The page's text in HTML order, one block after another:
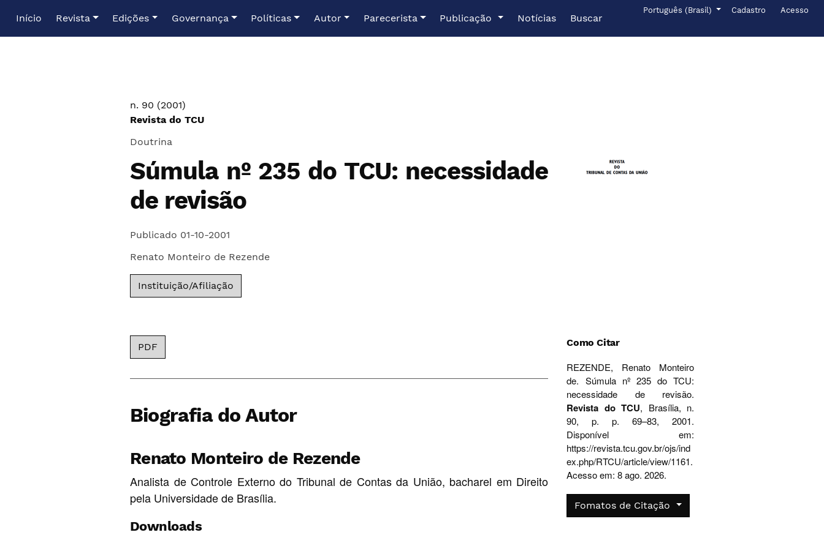
Idioma
Português (Brasil)
Menu de Cadastro Acesso
Início Revista Edições Governança Políticas Autor Parecerista Publicação Notícias Buscar
n. 90 (2001)
Revista do TCU
Doutrina
Súmula nº 235 do TCU: necessidade
de revisão
Publicado 01-10-2001
Renato Monteiro de Rezende
Instituição/Afiliação
Como Citar
REZENDE, Renato Monteiro
de. Súmula nº 235 do TCU:
necessidade de revisão.
Revista do TCU, Brasília, n.
90, p. p. 69–83, 2001.
Disponível em:
https://revista.tcu.gov.br/ojs/ind
ex.php/RTCU/article/view/1161.
Acesso em: 8 ago. 2026.
Fomatos de Citação
PDF
Biografia do Autor
Renato Monteiro de Rezende
Analista de Controle Externo do Tribunal de Contas da União, bacharel em Direito
pela Universidade de Brasília.
Downloads